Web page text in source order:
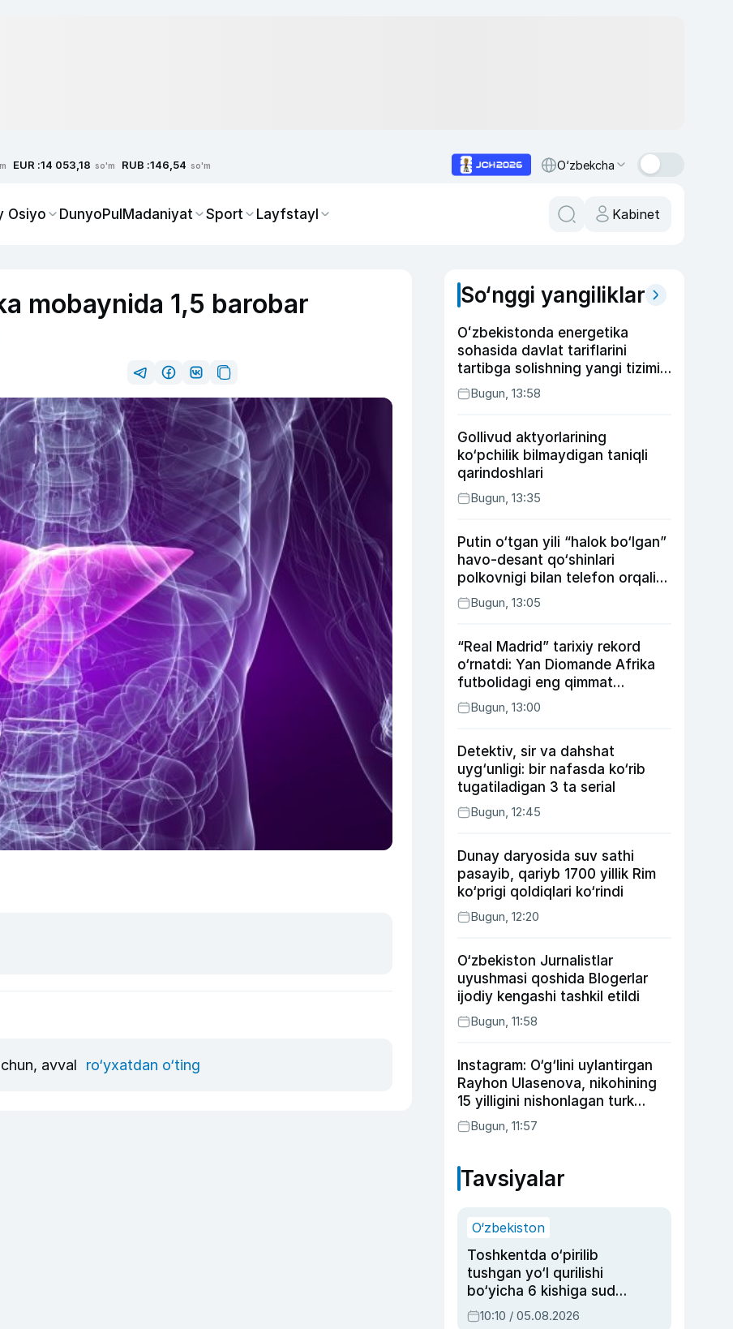
EUR :14 053,18 so'm RUB :146,54 so'm O‘zbekcha
Osiyo DunyoPulMadaniyat Sport Layfstayl Kabinet
mobaynida 1,5 barobar
avval ro‘yxatdan o‘ting
So‘nggi yangiliklar
Oʻzbekistonda energetika
sohasida davlat tariflarini
tartibga solishning yangi tizimi
joriy etildi
Bugun, 13:58
Gollivud aktyorlarining
ko‘pchilik bilmaydigan taniqli
qarindoshlari
Bugun, 13:35
Putin o‘tgan yili “halok bo‘lgan”
havo-desant qo‘shinlari
polkovnigi bilan telefon orqali
suhbatlashdi
Bugun, 13:05
“Real Madrid” tarixiy rekord
o‘rnatdi: Yan Diomande Afrika
futbolidagi eng qimmat
transferga aylandi
Bugun, 13:00
Detektiv, sir va dahshat
uyg‘unligi: bir nafasda ko‘rib
tugatiladigan 3 ta serial
Bugun, 12:45
Dunay daryosida suv sathi
pasayib, qariyb 1700 yillik Rim
ko‘prigi qoldiqlari ko‘rindi
Bugun, 12:20
O‘zbekiston Jurnalistlar
uyushmasi qoshida Blogerlar
ijodiy kengashi tashkil etildi
Bugun, 11:58
Instagram: O‘g‘lini uylantirgan
Rayhon Ulasenova, nikohining
15 yilligini nishonlagan turk
aktyorlari va Kamelot qasriga
sayohat qilgan Zebo Rahimova
Bugun, 11:57
Tavsiyalar
O‘zbekiston
Toshkentda o‘pirilib
tushgan yo‘l qurilishi
bo‘yicha 6 kishiga sud
hukmi o‘qildi
10:10 / 05.08.2026